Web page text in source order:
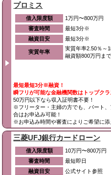
プロミス
借入限度額
1万円〜800万円
審査時間
最短3分※
融資目安
最短3分※
実質年率
実質年率2.50％～
融資額800万円まで
最短最短3分※融資！
瞬フリが可能な金融機関数はトップクラ
50万円以下なら収入証明書不要！
※フリーター・主婦の方でも、パート
合はお申込み可能！
※お申込み時間や審査によりご希望に添
三菱UFJ銀行カードローン
借入限度額
10万円〜800万円
審査時間
最短即日
融資目安
公式サイト参照